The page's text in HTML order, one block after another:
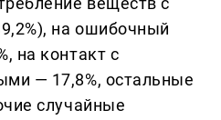
на ошибочный
на контакт с
— 17,8%, остальные
случайные